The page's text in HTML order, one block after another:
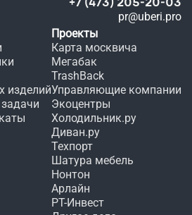
pr@uberi.pro
изделий
Проекты
Карта москвича
Мегабак
TrashBack
Управляющие компании
Экоцентры
Холодильник.ру
Диван.ру
Техпорт
Шатура мебель
Нонтон
Арлайн
РТ-Инвест